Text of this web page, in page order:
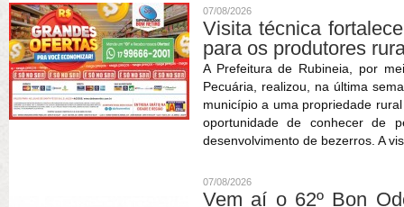
07/08/2026
Visita técnica
para os produtores
A Prefeitura de Rubineia, por
Pecuária, realizou, na última
município a uma propriedade
oportunidade de conhecer de
desenvolvimento de bezerros. A
07/08/2026
Vem aí o 62º Bon